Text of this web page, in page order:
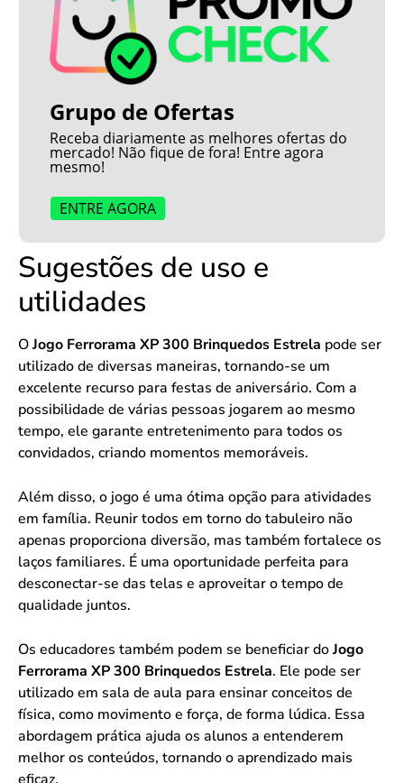
Grupo de Ofertas
Receba diariamente as melhores ofertas do
mercado! Não fique de fora! Entre agora
mesmo!
ENTRE AGORA
Sugestões de uso e
utilidades
OJogo Ferrorama XP 300 Brinquedos Estrela pode ser
utilizado de diversas maneiras, tornando-se um
excelente recurso para festas de aniversário. Com a
possibilidade de várias pessoas jogarem ao mesmo
tempo, ele garante entretenimento para todos os
convidados, criando momentos memoráveis.
Além disso, o jogo é uma ótima opção para atividades
em família. Reunir todos em torno do tabuleiro não
apenas proporciona diversão, mas também fortalece os
laços familiares. É uma oportunidade perfeita para
desconectar-se das telas e aproveitar o tempo de
qualidade juntos.
Os educadores também podem se beneficiar doJogo
Ferrorama XP 300 Brinquedos Estrela. Ele pode ser
utilizado em sala de aula para ensinar conceitos de
física, como movimento e força, de forma lúdica. Essa
abordagem prática ajuda os alunos a entenderem
melhor os conteúdos, tornando o aprendizado mais